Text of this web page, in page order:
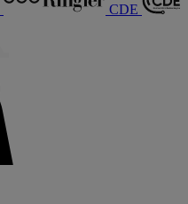
CDE